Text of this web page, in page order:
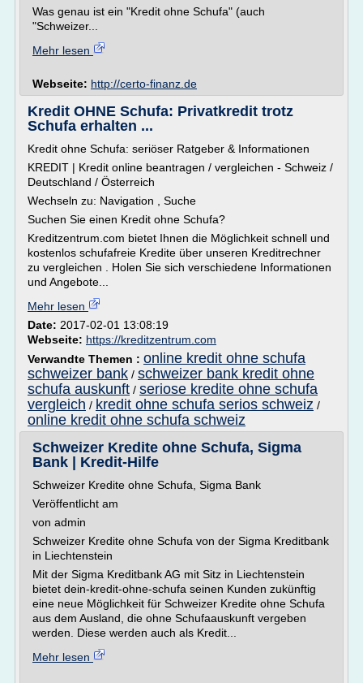
Was genau ist ein "Kredit ohne Schufa" (auch
"Schweizer...
Mehr lesen
Webseite: http://certo-finanz.de
Kredit OHNE Schufa: Privatkredit trotz
Schufa erhalten ...
Kredit ohne Schufa: seriöser Ratgeber & Informationen
KREDIT | Kredit online beantragen / vergleichen - Schweiz /
Deutschland / Österreich
Wechseln zu: Navigation , Suche
Suchen Sie einen Kredit ohne Schufa?
Kreditzentrum.com bietet Ihnen die Möglichkeit schnell und
kostenlos schufafreie Kredite über unseren Kreditrechner
zu vergleichen . Holen Sie sich verschiedene Informationen
und Angebote...
Mehr lesen
Date: 2017-02-01 13:08:19
Webseite: https://kreditzentrum.com
Verwandte Themen : online kredit ohne schufa
schweizer bank / schweizer bank kredit ohne
schufa auskunft / seriose kredite ohne schufa
vergleich / kredit ohne schufa serios schweiz /
online kredit ohne schufa schweiz
Schweizer Kredite ohne Schufa, Sigma
Bank | Kredit-Hilfe
Schweizer Kredite ohne Schufa, Sigma Bank
Veröffentlicht am
von admin
Schweizer Kredite ohne Schufa von der Sigma Kreditbank
in Liechtenstein
Mit der Sigma Kreditbank AG mit Sitz in Liechtenstein
bietet dein-kredit-ohne-schufa seinen Kunden zukünftig
eine neue Möglichkeit für Schweizer Kredite ohne Schufa
aus dem Ausland, die ohne Schufaauskunft vergeben
werden. Diese werden auch als Kredit...
Mehr lesen